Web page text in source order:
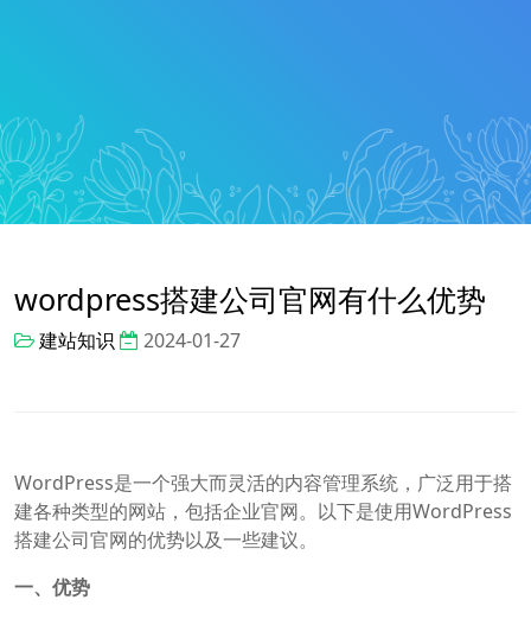
wordpress搭建公司官网有什么优势
建站知识 2024-01-27
WordPress是一个强大而灵活的内容管理系统，广泛用于搭
建各种类型的网站，包括企业官网。以下是使用WordPress
搭建公司官网的优势以及一些建议。
一、优势